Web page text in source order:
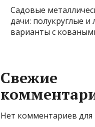
Садовые
дачи: полукруглые и
варианты с
Свежие
Нет комментариев для